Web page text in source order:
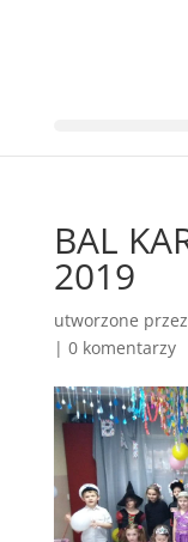
BAL
2019
utworzone przez
| 0 komentarzy